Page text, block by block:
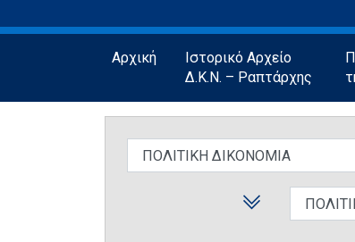
Αρχική
Ιστορικό Αρχείο
Δ.Κ.Ν. – Ραπτάρχης